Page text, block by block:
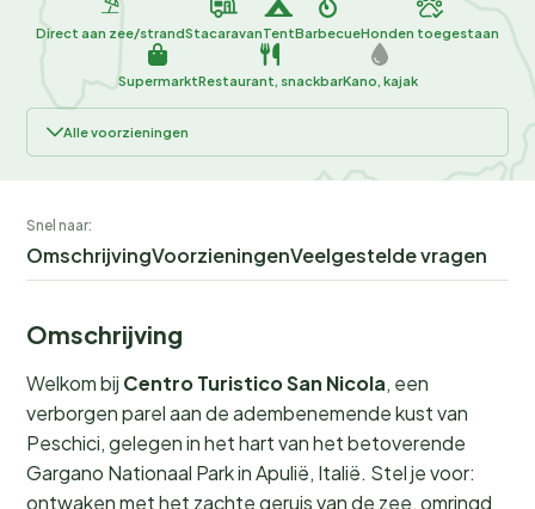
Direct aan zee/strandStacaravanTentBarbecueHonden toegestaan
SupermarktRestaurant, snackbarKano, kajak
Alle voorzieningen
Snel naar:
OmschrijvingVoorzieningenVeelgestelde vragen
Omschrijving
Welkom bij Centro Turistico San Nicola, een
verborgen parel aan de adembenemende kust van
Peschici, gelegen in het hart van het betoverende
Gargano Nationaal Park in Apulië, Italië. Stel je voor:
ontwaken met het zachte geruis van de zee, omringd